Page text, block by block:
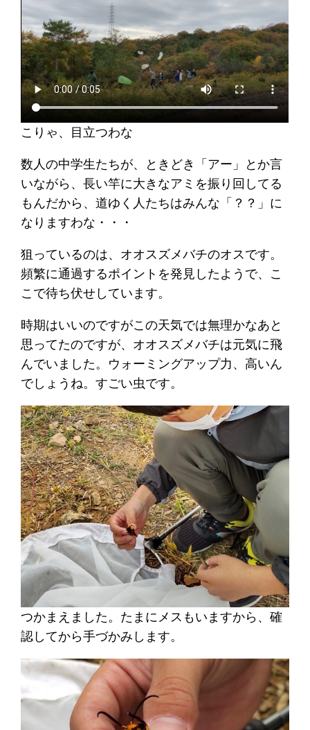
こりゃ、目立つわな
数人の中学生たちが、ときどき「アー」とか言
いながら、長い竿に大きなアミを振り回してる
もんだから、道ゆく人たちはみんな「？？」に
なりますわな・・・
狙っているのは、オオスズメバチのオスです。
頻繁に通過するポイントを発見したようで、こ
こで待ち伏せしています。
時期はいいのですがこの天気では無理かなあと
思ってたのですが、オオスズメバチは元気に飛
んでいました。ウォーミングアップ力、高いん
でしょうね。すごい虫です。
つかまえました。たまにメスもいますから、確
認してから手づかみします。